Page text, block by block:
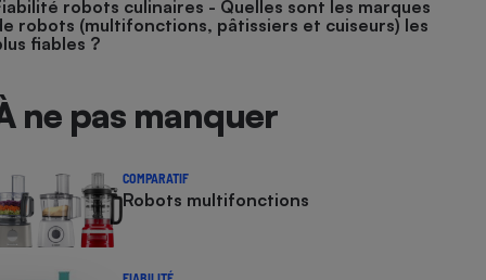
robots culinaires - Quelles sont les marques
robots (multifonctions, pâtissiers et cuiseurs) les
fiables ?
ne pas manquer
COMPARATIF
Robots multifonctions